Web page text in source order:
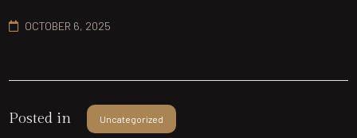
OCTOBER 6, 2025
Posted in Uncategorized